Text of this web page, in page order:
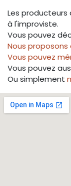
Les producteurs
à l'improviste.
Vous pouvez
Nous proposons
Vous pouvez
Vous pouvez
Ou simplement